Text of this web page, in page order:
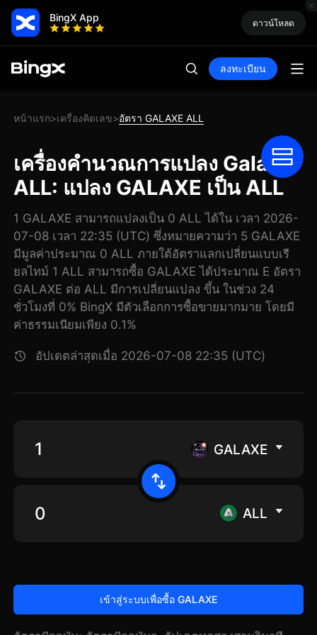
BingX App ดาวน์โหลด
ลงทะเบียน
หน้าแรก>เครื่องคิดเลข>อัตรา GALAXE ALL
เครื่องคำนวณการแปลง Galaxe
ALL: แปลง GALAXE เป็น ALL
1 GALAXE สามารถแปลงเป็น 0 ALL ได้ใน เวลา 2026-
07-08 เวลา 22:35 (UTC) ซึ่งหมายความว่า 5 GALAXE
มีมูลค่าประมาณ 0 ALL ภายใต้อัตราแลกเปลี่ยนแบบเรี
ยลไทม์ 1 ALL สามารถซื้อ GALAXE ได้ประมาณ E อัตรา
GALAXE ต่อ ALL มีการเปลี่ยนแปลง ขึ้น ในช่วง 24
ชั่วโมงที่ 0% BingX มีตัวเลือกการซื้อขายมากมาย โดยมี
ค่าธรรมเนียมเพียง 0.1%
อัปเดตล่าสุดเมื่อ 2026-07-08 22:35 (UTC)
GALAXE
ALL
เข้าสู่ระบบเพื่อซื้อ GALAXE